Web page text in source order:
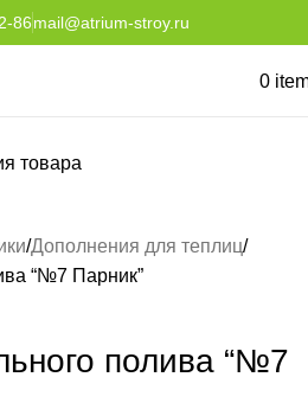
86mail@atrium-stroy.ru
0
Дополнения для теплиц
“№7 Парник”
полива “№7